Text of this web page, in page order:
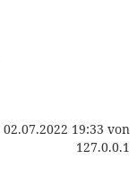
02.07.2022 19:33 von
127.0.0.1